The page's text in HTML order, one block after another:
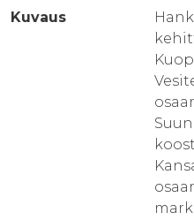
Kuvaus